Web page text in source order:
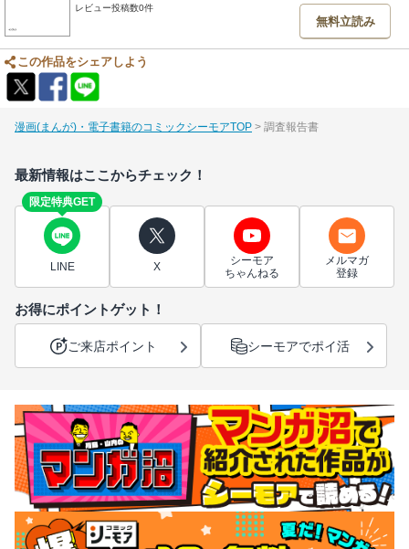
レビュー投稿数0件
無料立読み
この作品をシェアしよう
漫画(まんが)・電子書籍のコミックシーモアTOP 調査報告書
最新情報はここからチェック！
限定特典GET
LINE X
シーモア
ちゃんねる
メルマガ
登録
お得にポイントゲット！
ご来店ポイント シーモアでポイ活